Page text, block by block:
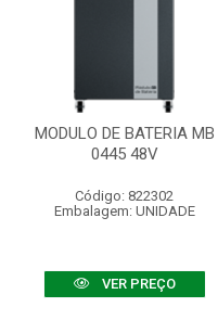
MODULO DE BATERIA MB
0445 48V
Código: 822302
Embalagem: UNIDADE
VER PREÇO